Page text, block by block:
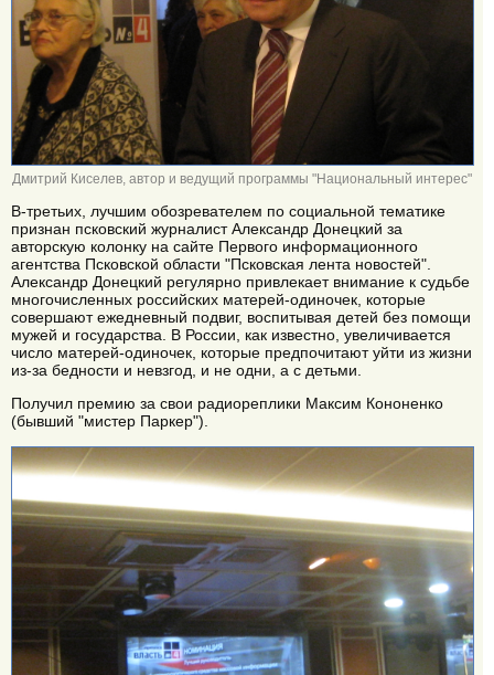
Дмитрий Киселев, автор и ведущий программы "Национальный интерес"
В-третьих, лучшим обозревателем по социальной тематике
признан псковский журналист Александр Донецкий за
авторскую колонку на сайте Первого информационного
агентства Псковской области "Псковская лента новостей".
Александр Донецкий регулярно привлекает внимание к судьбе
многочисленных российских матерей-одиночек, которые
совершают ежедневный подвиг, воспитывая детей без помощи
мужей и государства. В России, как известно, увеличивается
число матерей-одиночек, которые предпочитают уйти из жизни
из-за бедности и невзгод, и не одни, а с детьми.
Получил премию за свои радиореплики Максим Кононенко
(бывший "мистер Паркер").